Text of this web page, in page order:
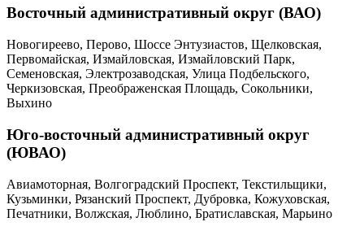
Восточный административный округ (ВАО)
Новогиреево, Перово, Шоссе Энтузиастов, Щелковская,
Первомайская, Измайловская, Измайловский Парк,
Семеновская, Электрозаводская, Улица Подбельского,
Черкизовская, Преображенская Площадь, Сокольники,
Выхино
Юго-восточный административный округ
(ЮВАО)
Авиамоторная, Волгоградский Проспект, Текстильщики,
Кузьминки, Рязанский Проспект, Дубровка, Кожуховская,
Печатники, Волжская, Люблино, Братиславская, Марьино